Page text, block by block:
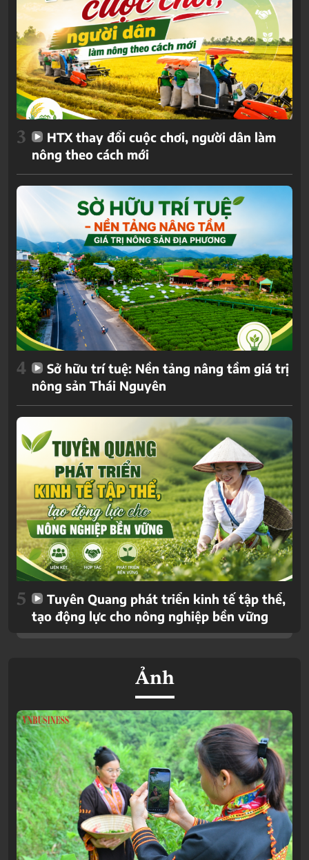
3
HTX thay đổi cuộc chơi, người dân làm
nông theo cách mới
4
Sở hữu trí tuệ: Nền tảng nâng tầm giá trị
nông sản Thái Nguyên
5
Tuyên Quang phát triển kinh tế tập thể,
tạo động lực cho nông nghiệp bền vững
Ảnh